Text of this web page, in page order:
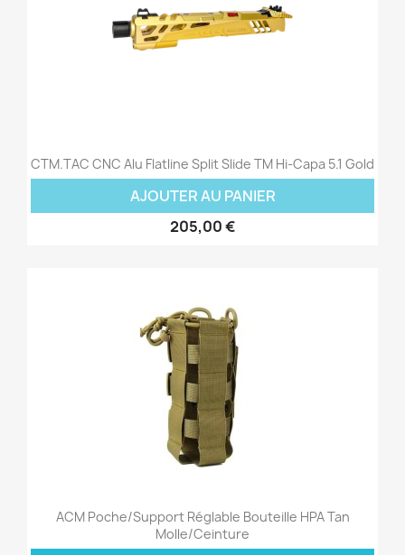
CTM.TAC CNC Alu Flatline Split Slide TM Hi-Capa 5.1 Gold
AJOUTER AU PANIER
205,00 €
ACM Poche/Support Réglable Bouteille HPA Tan
Molle/Ceinture